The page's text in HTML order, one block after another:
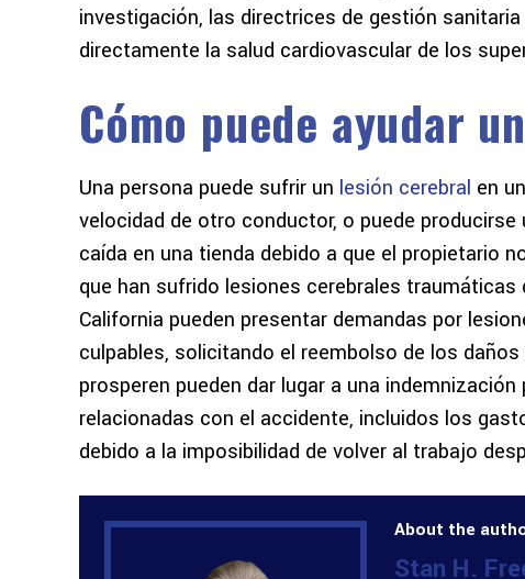
investigación, las directrices de gestión
directamente la salud cardiovascular de los
Cómo puede ayudar
Una persona puede sufrir un lesión cerebral en
velocidad de otro conductor, o puede
caída en una tienda debido a que el propietario
que han sufrido lesiones cerebrales
California pueden presentar demandas por
culpables, solicitando el reembolso de los
prosperen pueden dar lugar a una
relacionadas con el accidente, incluidos los
debido a la imposibilidad de volver al trabajo
About the
Stan H.